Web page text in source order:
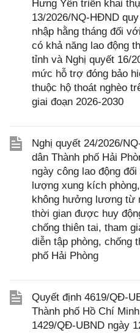
Hưng Yên triển khai
13/2026/NQ-HĐND
nhập hằng tháng đối
có khả năng lao động
tỉnh và Nghị quyết 16/
mức hỗ trợ đóng bảo
thuộc hộ thoát nghèo
giai đoạn 2026-2030
Nghị quyết 24/2026/
dân Thành phố Hải
ngày công lao động
lượng xung kích
không hưởng lương từ
thời gian được huy
chống thiên tai, tham
diễn tập phòng, chống
phố Hải Phòng
Quyết định 4619/QĐ-
Thành phố Hồ Chí
1429/QĐ-UBND ngày